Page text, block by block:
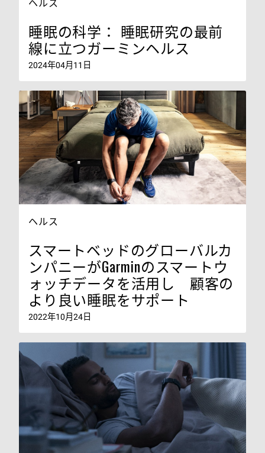
睡眠の科学： 睡眠研究の最前
線に立つガーミンヘルス
2024年04月11日
ヘルス
スマートベッドのグローバルカ
ンパニーがGarminのスマートウ
ォッチデータを活用し 顧客の
より良い睡眠をサポート
2022年10月24日